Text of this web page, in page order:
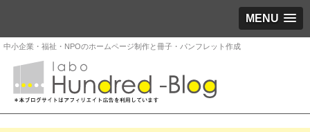
MENU
中小企業・福祉・NPOのホームページ制作と冊子・パンフレット作成